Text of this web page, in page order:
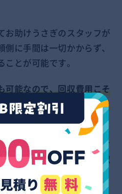
お助けうさぎのスタッフが
に手間は一切かからず、
とが可能です。
可能なので、回収費用こそ
は差し引いてお得に回収を
。
用品回収サービスを利用す
・デメリットについて確認